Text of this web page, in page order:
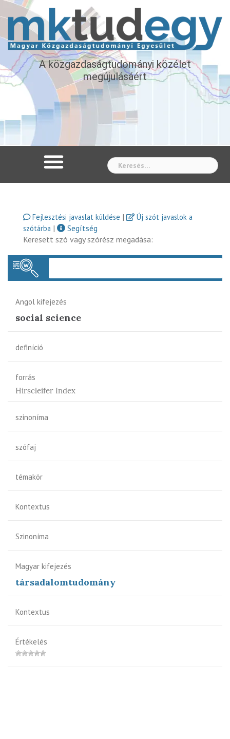
A közgazdaságtudományi közélet
megújulásáért
Fejlesztési javaslat küldése |
Új szót javaslok a
szótárba |
Segítség
Keresett szó vagy szórész megadása:
Angol kifejezés
social science
definíció
forrás
Hirscleifer Index
szinoníma
szófaj
témakör
Kontextus
Szinoníma
Magyar kifejezés
társadalomtudomány
Kontextus
Értékelés